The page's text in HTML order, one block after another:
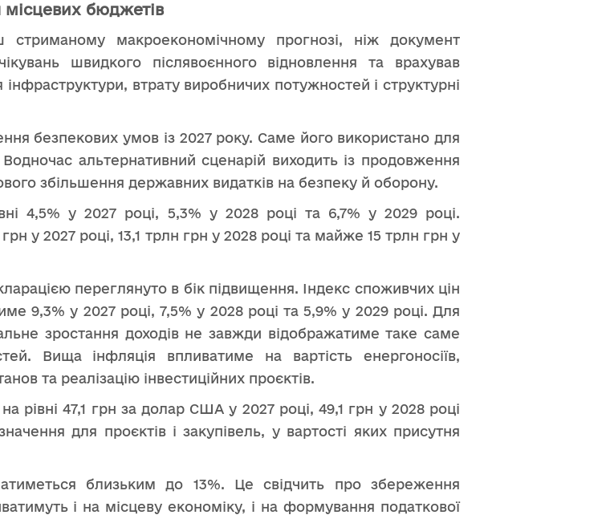
бюджетів
стриманому макроекономічному прогнозі, ніж документ
швидкого післявоєнного відновлення та врахував
втрату виробничих потужностей і структурні
безпекових умов із 2027 року. Саме його використано для
альтернативний сценарій виходить із продовження
збільшення державних видатків на безпеку й оборону.
4,5% у 2027 році, 5,3% у 2028 році та 6,7% у 2029 році.
у 2027 році, 13,1 трлн грн у 2028 році та майже 15 трлн грн у
переглянуто в бік підвищення. Індекс споживчих цін
9,3% у 2027 році, 7,5% у 2028 році та 5,9% у 2029 році. Для
зростання доходів не завжди відображатиме таке саме
Вища інфляція впливатиме на вартість енергоносіїв,
та реалізацію інвестиційних проєктів.
рівні 47,1 грн за долар США у 2027 році, 49,1 грн у 2028 році
для проєктів і закупівель, у вартості яких присутня
близьким до 13%. Це свідчить про збереження
і на місцеву економіку, і на формування податкової